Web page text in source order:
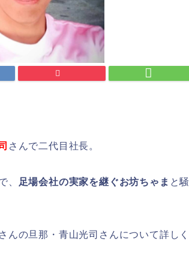
さんで二代目社長。
、 足場会社の実家を継ぐお坊ちゃま と騒
んの旦那・青山光司さんについて詳しく